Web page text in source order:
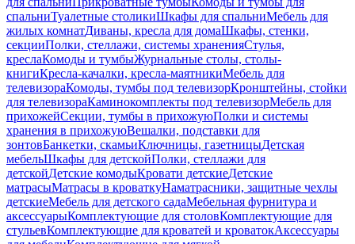
спальниТуалетные столикиШкафы для спальниМебель для
жилых комнатДиваны, кресла для домаШкафы, стенки,
секцииПолки, стеллажи, системы храненияСтулья,
креслаКомоды и тумбыЖурнальные столы, столы-
книгиКресла-качалки, кресла-маятникиМебель для
телевизораКомоды, тумбы под телевизорКронштейны, стойки
для телевизораКаминокомплекты под телевизорМебель для
прихожейСекции, тумбы в прихожуюПолки и системы
хранения в прихожуюВешалки, подставки для
зонтовБанкетки, скамьиКлючницы, газетницыДетская
мебельШкафы для детскойПолки, стеллажи для
детскойДетские комодыКровати детскиеДетские
матрасыМатрасы в кроваткуНаматрасники, защитные чехлы
детскиеМебель для детского садаМебельная фурнитура и
аксессуарыКомплектующие для столовКомплектующие для
стульевКомплектующие для кроватей и кроватокАксессуары